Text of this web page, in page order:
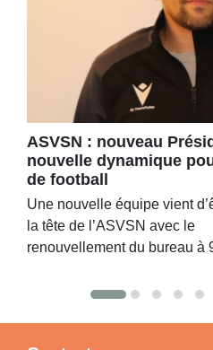
ASVSN : nouveau
nouvelle dynamique
de football
Une nouvelle équipe vient
la tête de l’ASVSN avec le
renouvellement du bureau à